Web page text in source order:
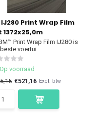
IJ280 Print Wrap Film
1372x25,0m
Print Wrap Film IJ280 is
voertui...
Op voorraad
€521,16 Excl. btw